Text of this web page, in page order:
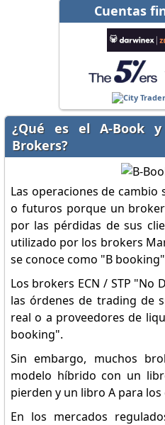
Cuentas
¿Qué es el A-Book
Brokers?
Las operaciones de
o futuros porque un
por las pérdidas de sus
utilizado por los brokers
se conoce como "B
Los brokers ECN / STP "No
las órdenes de trading de
real o a proveedores de
booking".
Sin embargo, muchos
modelo híbrido con un
pierden y un libro A para los
En los mercados